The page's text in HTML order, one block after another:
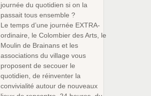
journée du quotidien si on la
passait tous ensemble ?
Le temps d’une journée EXTRA-
ordinaire, le Colombier des Arts, le
Moulin de Brainans et les
associations du village vous
proposent de secouer le
quotidien, de réinventer la
convivialité autour de nouveaux